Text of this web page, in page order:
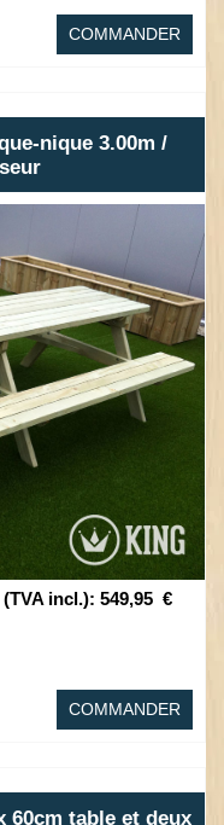
COMMANDER
nique 3.00m /
incl.): 549,95 €
COMMANDER
60cm table et deux